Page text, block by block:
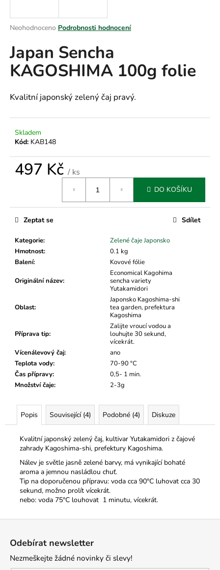
Průměrné
produktu
je
0,0
z
hvězdiček.
Neohodnoceno Podrobnosti hodnocení
Japan Sencha
KAGOSHIMA 100g folie
Kvalitní japonský zelený čaj pravý.
Skladem
Kód: KAB148
497 Kč / ks
DO KOŠÍKU
Kategorie:
Zelené čaje Japonsko
Hmotnost:
0.1 kg
Balení: Kovové fólie
Originální název:
Economical Kagohima
sencha variety
Yutakamidori
Oblast:
Japonsko Kagoshima-shi
tea garden, prefektura
Kagoshima
Příprava tip:
Zalijte vroucí vodou a
louhujte 30 sekund,
vícekrát.
Vícenálevový čaj:
ano
Teplota vody:
70-90 °C
Čas přípravy:
0,5- 1 min.
Množství čaje: 2-3g
Zeptat se Sdílet
Popis Související (4) Podobné (4) Diskuze
Kvalitní japonský zelený čaj, kultivar Yutakamidori z čajové
zahrady Kagoshima-shi, prefektury Kagoshima.
Nálev je světle jasně zelené barvy, má vynikající bohaté
aroma a jemnou nasládlou chuť.
Tip na doporučenou přípravu: voda cca 90°C luhovat cca 30
sekund, možno prolít vícekrát.
nebo: voda 75°C louhovat 1 minutu, vícekrát.
j
t
?
D
u
m
Odebírat newsletter
Nezmeškejte žádné novinky či slevy!